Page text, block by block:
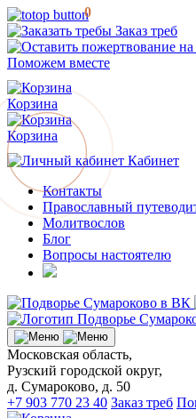
Заказ треб
Поможем вместе
Корзина
Корзина
0
Кабинет
Контакты
Православный
Молитвослов
Блог
Вопросы настоятелю
Московская область,
Рузский городской округ,
д. Сумароково, д. 50
+7 903 770 23 40 Заказ треб